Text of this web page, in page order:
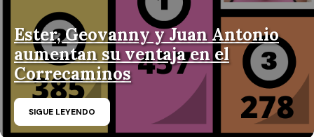
Ester, Geovanny y Juan Antonio
aumentan su ventaja en el
Correcaminos
SIGUE LEYENDO